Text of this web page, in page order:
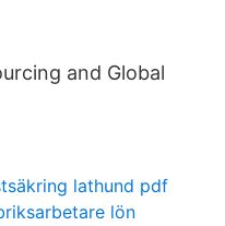
and Global
lathund pdf
lön